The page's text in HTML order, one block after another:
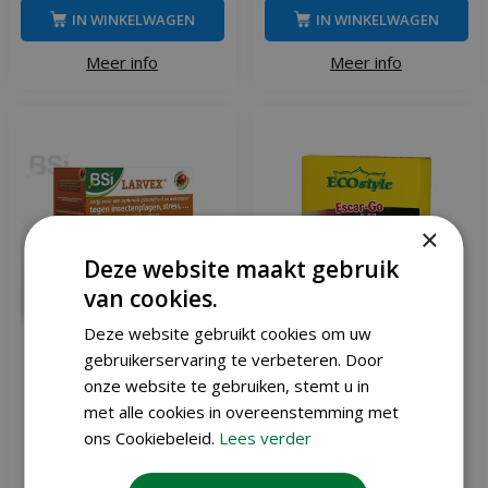
Meer info
IN WINKELWAGEN
Meer info
IN WINKELWAGEN
Bsi Larvex 6 kg ECOstyle Escar-Go 2,5 kg
×
Deze website maakt gebruik
van cookies.
Deze website gebruikt cookies om uw
gebruikerservaring te verbeteren. Door
onze website te gebruiken, stemt u in
met alle cookies in overeenstemming met
ons Cookiebeleid. Lees verder